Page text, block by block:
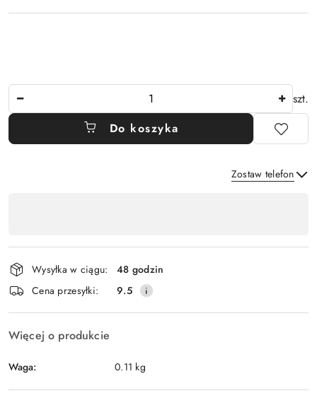
szt.
Do koszyka
Zostaw telefon
płatność
i
dostawa
Wysyłka w ciągu:
48 godzin
Cena przesyłki:
9.5
Więcej o produkcie
Waga: 0.11 kg